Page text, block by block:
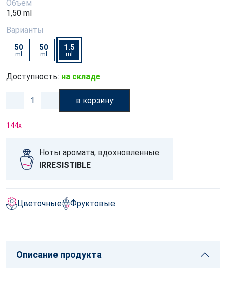
Объем
1,50 ml
Варианты
50
ml
50
ml
1.5
ml
Доступность: на складе
в корзину
144x
Ноты аромата, вдохновленные:
IRRESISTIBLE
Цветочные Фруктовые
Описание продукта